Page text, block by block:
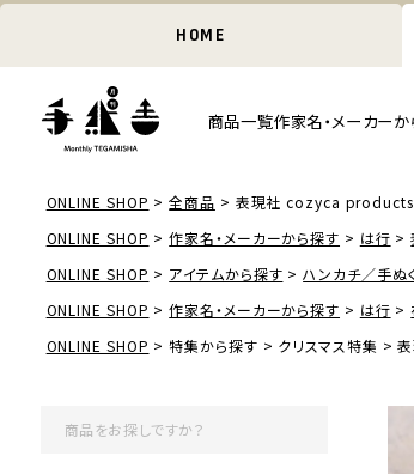
HOME
商品一覧作家名・メーカー
ONLINE SHOP 全商品
表現社 cozyca products
ONLINE SHOP
作家名・メーカーから探す は行
ONLINE SHOP
アイテムから探す ハンカチ／手ぬ
ONLINE SHOP
作家名・メーカーから探す は行
ONLINE SHOP
特集から探す クリスマス特集